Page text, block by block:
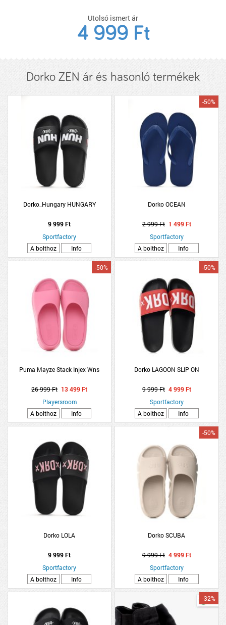
Utolsó ismert ár
4 999 Ft
Dorko ZEN ár és hasonló termékek
Dorko_Hungary HUNGARY
9 999 Ft
Sportfactory
A bolthoz
Info
Dorko OCEAN
-50%
2 999 Ft 1 499 Ft
Sportfactory
A bolthoz
Info
Puma Mayze Stack Injex Wns
-50%
26 999 Ft 13 499 Ft
Playersroom
A bolthoz
Info
Dorko LAGOON SLIP ON
-50%
9 999 Ft 4 999 Ft
Sportfactory
A bolthoz
Info
Dorko LOLA
9 999 Ft
Sportfactory
A bolthoz
Info
Dorko SCUBA
-50%
9 999 Ft 4 999 Ft
Sportfactory
A bolthoz
Info
-32%